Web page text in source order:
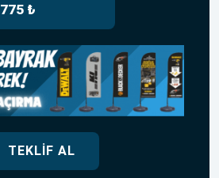
775 ₺
TEKLIF AL